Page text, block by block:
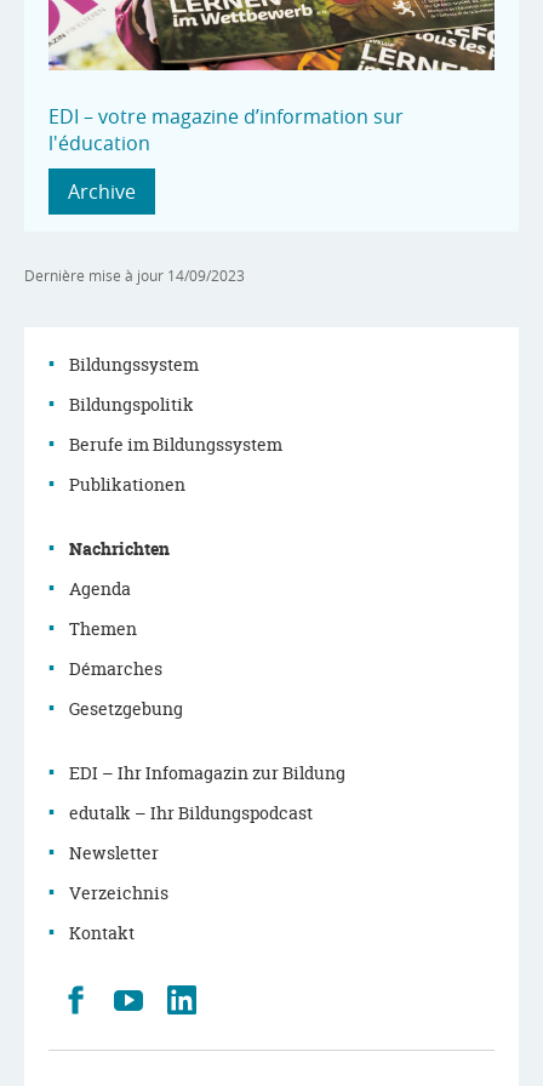
EDI – votre magazine d’information sur
l'éducation
Archive
Dernière mise à jour 14/09/2023
Navigationsmenü
Bildungssystem
Bildungspolitik
Berufe im Bildungssystem
Publikationen
Nachrichten
Agenda
Themen
Démarches
Gesetzgebung
EDI – Ihr Infomagazin zur Bildung
edutalk – Ihr Bildungspodcast
Newsletter
Verzeichnis
Kontakt
Retrouvez
nous
Facebook
Youtube